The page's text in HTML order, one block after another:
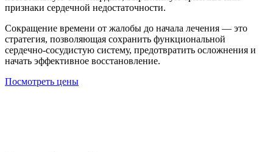
признаки сердечной недостаточности.
Сокращение времени от жалобы до начала лечения — это
стратегия, позволяющая сохранить функциональной
сердечно-сосудистую систему, предотвратить осложнения и
начать эффективное восстановление.
Посмотреть цены